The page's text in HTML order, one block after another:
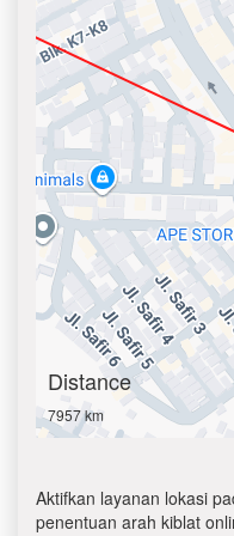
Distance
7957 km
Aktifkan layanan lokasi
penentuan arah kiblat